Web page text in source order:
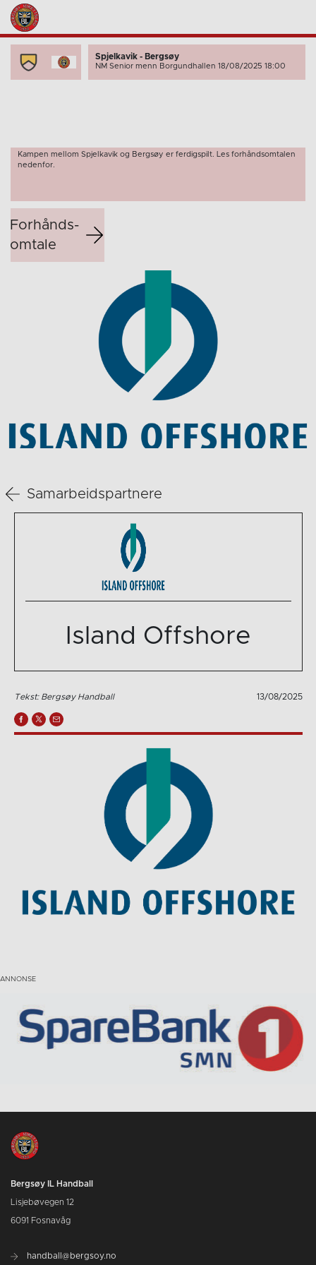
Spjelkavik - Bergsøy
NM Senior menn Borgundhallen 18/08/2025 18:00
Kampen mellom Spjelkavik og Bergsøy er ferdigspilt. Les forhåndsomtalen
nedenfor.
Forhånds­
omtale
Samarbeidspartnere
Island Offshore
Tekst: Bergsøy Handball 13/08/2025
Bergsøy IL Handball
Lisjebøvegen 12
6091 Fosnavåg
handball@bergsoy.no